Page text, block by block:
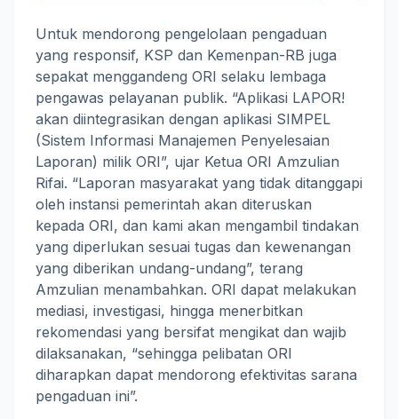
Untuk mendorong pengelolaan pengaduan
yang responsif, KSP dan Kemenpan-RB juga
sepakat menggandeng ORI selaku lembaga
pengawas pelayanan publik. “Aplikasi LAPOR!
akan diintegrasikan dengan aplikasi SIMPEL
(Sistem Informasi Manajemen Penyelesaian
Laporan) milik ORI”, ujar Ketua ORI Amzulian
Rifai. “Laporan masyarakat yang tidak ditanggapi
oleh instansi pemerintah akan diteruskan
kepada ORI, dan kami akan mengambil tindakan
yang diperlukan sesuai tugas dan kewenangan
yang diberikan undang-undang”, terang
Amzulian menambahkan. ORI dapat melakukan
mediasi, investigasi, hingga menerbitkan
rekomendasi yang bersifat mengikat dan wajib
dilaksanakan, “sehingga pelibatan ORI
diharapkan dapat mendorong efektivitas sarana
pengaduan ini”.